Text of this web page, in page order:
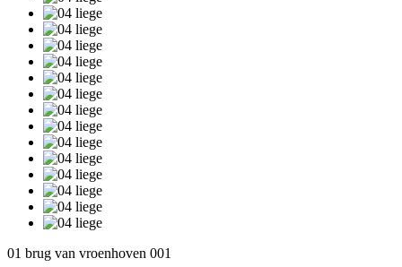
01 brug van vroenhoven 001